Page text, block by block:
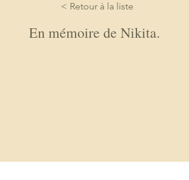
< Retour à la liste
En mémoire de Nikita.